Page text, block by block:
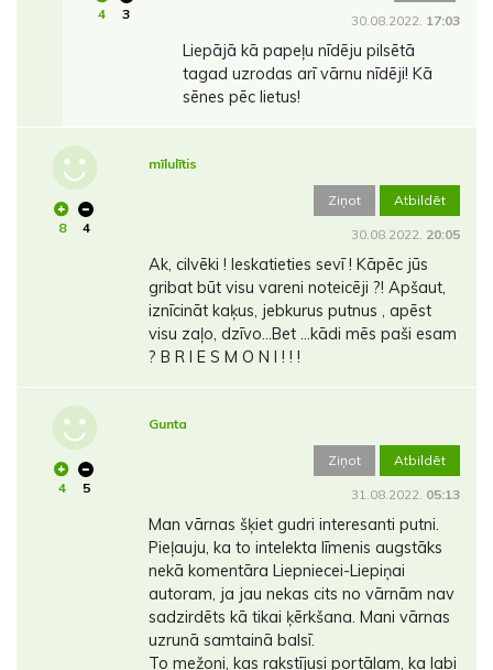
4 3 30.08.2022. 17:03
Liepājā kā papeļu nīdēju pilsētā
tagad uzrodas arī vārnu nīdēji! Kā
sēnes pēc lietus!
8 4
mīlulītis
Ziņot Atbildēt
30.08.2022. 20:05
Ak, cilvēki ! Ieskatieties sevī ! Kāpēc jūs
gribat būt visu vareni noteicēji ?! Apšaut,
iznīcināt kaķus, jebkurus putnus , apēst
visu zaļo, dzīvo...Bet ...kādi mēs paši esam
? B R I E S M O N I ! ! !
4 5
Gunta
Ziņot Atbildēt
31.08.2022. 05:13
Man vārnas šķiet gudri interesanti putni.
Pieļauju, ka to intelekta līmenis augstāks
nekā komentāra Liepniecei-Liepiņai
autoram, ja jau nekas cits no vārnām nav
sadzirdēts kā tikai ķērkšana. Mani vārnas
uzrunā samtainā balsī.
To mežoni, kas rakstījusi portālam, ka labi